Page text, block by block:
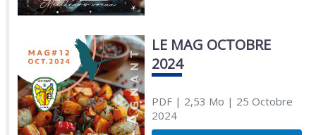
LE MAG OCTOBRE
2024
PDF| 2,53 Mo | 25 Octobre
2024